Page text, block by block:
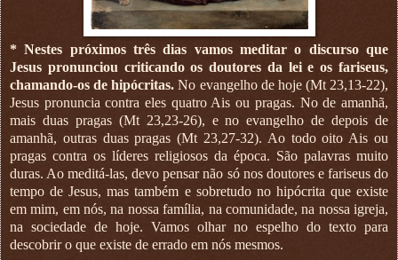
* Nestes próximos três dias vamos meditar o discurso que
Jesus pronunciou criticando os doutores da lei e os fariseus,
chamando-os de hipócritas. No evangelho de hoje (Mt 23,13-22),
Jesus pronuncia contra eles quatro Ais ou pragas. No de amanhã,
mais duas pragas (Mt 23,23-26), e no evangelho de depois de
amanhã, outras duas pragas (Mt 23,27-32). Ao todo oito Ais ou
pragas contra os líderes religiosos da época. São palavras muito
duras. Ao meditá-las, devo pensar não só nos doutores e fariseus do
tempo de Jesus, mas também e sobretudo no hipócrita que existe
em mim, em nós, na nossa família, na comunidade, na nossa igreja,
na sociedade de hoje. Vamos olhar no espelho do texto para
descobrir o que existe de errado em nós mesmos.